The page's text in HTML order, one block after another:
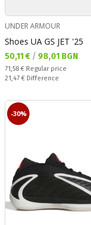
UNDER ARMOUR
Shoes UA GS JET '25
Текуща цена:
50,11 € / 98,01 BGN
Regular price:
71,58 € Regular price
Спестявате:
21,47 € Difference
-30%